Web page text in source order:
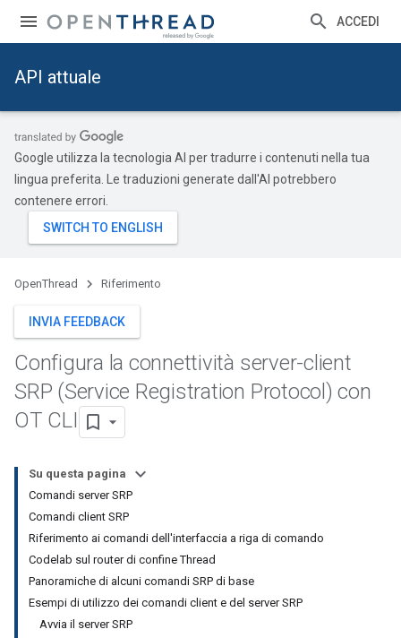
ACCEDI
API attuale
Google utilizza la tecnologia AI per tradurre i contenuti nella tua
lingua preferita. Le traduzioni generate dall'AI potrebbero
contenere errori.
OpenThread Riferimento
INVIA FEEDBACK
Configura la connettività server-client
SRP (Service Registration Protocol) con
OT CLI
Su questa pagina
Comandi server SRP
Comandi client SRP
Riferimento ai comandi dell'interfaccia a riga di comando
Codelab sul router di confine Thread
Panoramiche di alcuni comandi SRP di base
Esempi di utilizzo dei comandi client e del server SRP
Avvia il server SRP